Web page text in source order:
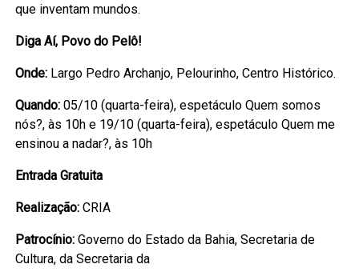
que inventam mundos.
Diga Aí, Povo do Pelô!
Onde: Largo Pedro Archanjo, Pelourinho, Centro Histórico.
Quando: 05/10 (quarta-feira), espetáculo Quem somos
nós?, às 10h e 19/10 (quarta-feira), espetáculo Quem me
ensinou a nadar?, às 10h
Entrada Gratuita
Realização: CRIA
Patrocínio: Governo do Estado da Bahia, Secretaria de
Cultura, da Secretaria da